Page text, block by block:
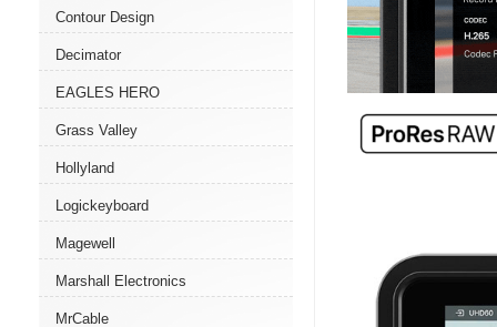
Contour Design
Decimator
EAGLES HERO
Grass Valley
Hollyland
Logickeyboard
Magewell
Marshall Electronics
MrCable